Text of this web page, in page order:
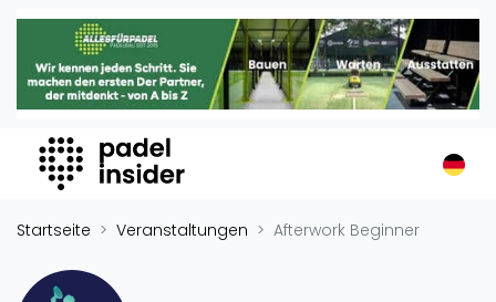
Padel Insider
Home
Organisationen
Buchungssysteme
Padel-Shops
Padelplatzbauer
Startseite Veranstaltungen Afterwork Beginner